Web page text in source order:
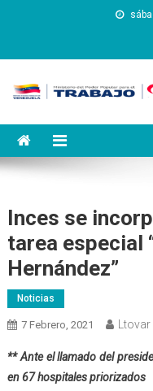
Inces se
tarea especial
Hernández”
Noticias
7 Febrero, 2021 Ltovar
** Ante el llamado del
en 67 hospitales priorizados